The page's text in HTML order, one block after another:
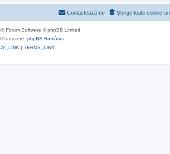
Şterge toate cookie-
Contactează-ne
® Forum Software © phpBB Limited
Traducere: phpBB România
| TERMS_LINK